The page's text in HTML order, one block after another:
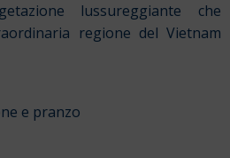
lussureggiante che
regione del Vietnam
e pranzo